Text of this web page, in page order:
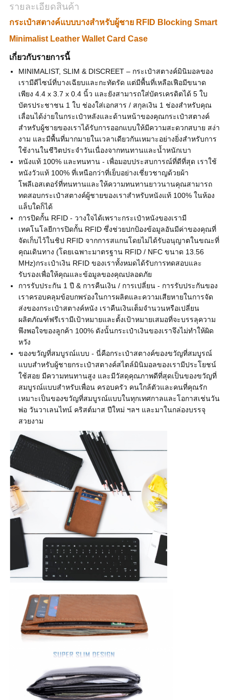
รายละเอียดสินค้า
กระเป๋าสตางค์แบบบางสำหรับผู้ชาย RFID Blocking Smart
Minimalist Leather Wallet Card Case
เกี่ยวกับรายการนี้
MINIMALIST, SLIM & DISCREET – กระเป๋าสตางค์มินิมอลของ
เรามีดีไซน์ที่บางเฉียบและกะทัดรัด แต่มีพื้นที่เหลือเฟือมีขนาด
เพียง 4.4 x 3.7 x 0.4 นิ้ว และยังสามารถใส่บัตรเครดิตได้ 5 ใบ
บัตรประชาชน 1 ใบ ช่องใส่เอกสาร / สกุลเงิน 1 ช่องสำหรับคุณ
เลื่อนได้ง่ายในกระเป๋าหลังและด้านหน้าของคุณกระเป๋าสตางค์
สำหรับผู้ชายของเราได้รับการออกแบบให้มีความสะดวกสบาย สง่า
งาม และมีพื้นที่มากมายในเวลาเดียวกันเหมาะอย่างยิ่งสำหรับการ
ใช้งานในชีวิตประจำวันเนื่องจากทนทานและน้ำหนักเบา
หนังแท้ 100% และทนทาน - เพื่อมอบประสบการณ์ที่ดีที่สุด เราใช้
หนังวัวแท้ 100% ที่เหนือกว่าที่เย็บอย่างเชี่ยวชาญด้วยผ้า
โพลีเอสเตอร์ที่ทนทานและให้ความทนทานยาวนานคุณสามารถ
ทดสอบกระเป๋าสตางค์ผู้ชายของเราสำหรับหนังแท้ 100% ในห้อง
แล็บใดก็ได้
การปิดกั้น RFID - วางใจได้เพราะกระเป๋าหนังของเรามี
เทคโนโลยีการปิดกั้น RFID ซึ่งช่วยปกป้องข้อมูลอันมีค่าของคุณที่
จัดเก็บไว้ในชิป RFID จากการสแกนโดยไม่ได้รับอนุญาตในขณะที่
คุณเดินทาง (โดยเฉพาะมาตรฐาน RFID / NFC ขนาด 13.56
MHz)กระเป๋าเงิน RFID ของเราทั้งหมดได้รับการทดสอบและ
รับรองเพื่อให้คุณและข้อมูลของคุณปลอดภัย
การรับประกัน 1 ปี & การคืนเงิน / การเปลี่ยน - การรับประกันของ
เราครอบคลุมข้อบกพร่องในการผลิตและความเสียหายในการจัด
ส่งของกระเป๋าสตางค์หนัง เราคืนเงินเต็มจำนวนหรือเปลี่ยน
ผลิตภัณฑ์ฟรีเรามีเป้าหมายและตั้งเป้าหมายเสมอที่จะบรรลุความ
พึงพอใจของลูกค้า 100% ดังนั้นกระเป๋าเงินของเราจึงไม่ทำให้ผิด
หวัง
ของขวัญที่สมบูรณ์แบบ - นี่คือกระเป๋าสตางค์ของขวัญที่สมบูรณ์
แบบสำหรับผู้ชายกระเป๋าสตางค์สไตล์มินิมอลของเรามีประโยชน์
ใช้สอย มีความทนทานสูง และมีวัสดุคุณภาพดีที่สุดเป็นของขวัญที่
สมบูรณ์แบบสำหรับเพื่อน ครอบครัว คนใกล้ตัวและคนที่คุณรัก
เหมาะเป็นของขวัญที่สมบูรณ์แบบในทุกเทศกาลและโอกาสเช่นวัน
พ่อ วันวาเลนไทน์ คริสต์มาส ปีใหม่ ฯลฯ และมาในกล่องบรรจุ
สวยงาม